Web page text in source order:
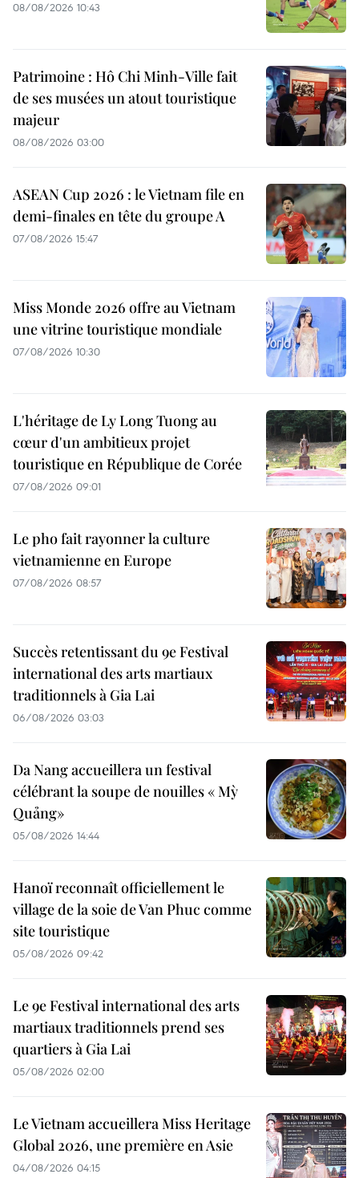
08/08/2026 10:43
Patrimoine : Hô Chi Minh-Ville fait
de ses musées un atout touristique
majeur
08/08/2026 03:00
ASEAN Cup 2026 : le Vietnam file en
demi-finales en tête du groupe A
07/08/2026 15:47
Miss Monde 2026 offre au Vietnam
une vitrine touristique mondiale
07/08/2026 10:30
L'héritage de Ly Long Tuong au
cœur d'un ambitieux projet
touristique en République de Corée
07/08/2026 09:01
Le pho fait rayonner la culture
vietnamienne en Europe
07/08/2026 08:57
Succès retentissant du 9e Festival
international des arts martiaux
traditionnels à Gia Lai
06/08/2026 03:03
Da Nang accueillera un festival
célébrant la soupe de nouilles « Mỳ
Quảng»
05/08/2026 14:44
Hanoï reconnaît officiellement le
village de la soie de Van Phuc comme
site touristique
05/08/2026 09:42
Le 9e Festival international des arts
martiaux traditionnels prend ses
quartiers à Gia Lai
05/08/2026 02:00
Le Vietnam accueillera Miss Heritage
Global 2026, une première en Asie
04/08/2026 04:15